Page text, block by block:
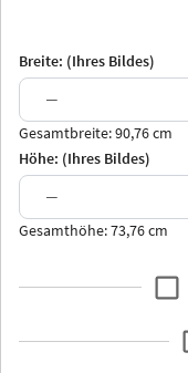
Arran
Breite: (Ihres Bildes)
−
Gesamtbreite: 90,76 cm
Höhe: (Ihres Bildes)
−
Gesamthöhe: 73,76 cm